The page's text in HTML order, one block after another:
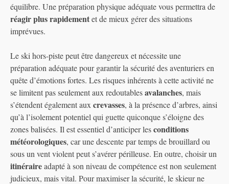
équilibre. Une préparation physique adéquate vous permettra de
réagir plus rapidementet de mieux gérer des situations
imprévues.
Le ski hors-piste peut être dangereux et nécessite une
préparation adéquate pour garantir la sécurité des aventuriers en
quête d’émotions fortes. Les risques inhérents à cette activité ne
se limitent pas seulement aux redoutablesavalanches, mais
s’étendent également aux crevasses, à la présence d’arbres, ainsi
qu’à l’isolement potentiel qui guette quiconque s’éloigne des
zones balisées. Il est essentiel d’anticiper lesconditions
météorologiques, car une descente par temps de brouillard ou
sous un vent violent peut s’avérer périlleuse. En outre, choisir un
itinéraireadapté à son niveau de compétence est non seulement
judicieux, mais vital. Pour maximiser la sécurité, le skieur ne